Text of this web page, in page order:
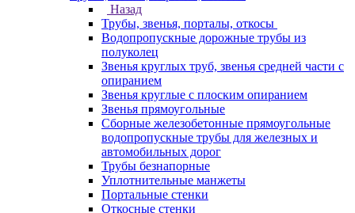
Назад
Трубы, звенья, порталы, откосы
Водопропускные дорожные трубы из
полуколец
Звенья круглых труб, звенья средней части с
опиранием
Звенья круглые с плоским опиранием
Звенья прямоугольные
Сборные железобетонные прямоугольные
водопропускные трубы для железных и
автомобильных дорог
Трубы безнапорные
Уплотнительные манжеты
Портальные стенки
Откосные стенки